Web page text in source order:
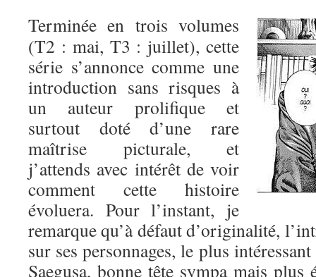
Terminée en trois volumes
(T2 : mai, T3 : juillet), cette
série s’annonce comme une
introduction sans risques à
un auteur prolifique et
surtout doté d’une rare
maîtrise picturale, et
j’attends avec intérêt de voir
comment cette histoire
évoluera. Pour l’instant, je
remarque qu’à défaut d’originalité,
sur ses personnages, le plus
Saegusa, bonne tête sympa mais plus